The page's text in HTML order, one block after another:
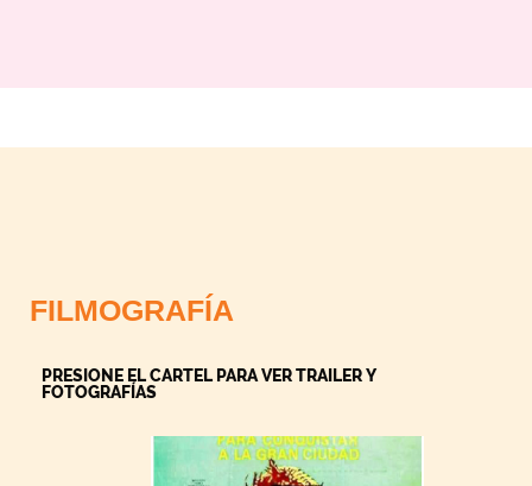
FILMOGRAFÍA
PRESIONE EL CARTEL PARA VER TRAILER Y
FOTOGRAFÍAS